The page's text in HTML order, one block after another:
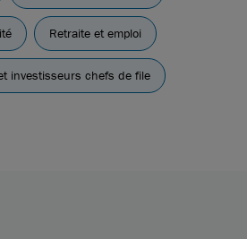
Retraite et emploi
investisseurs chefs de file